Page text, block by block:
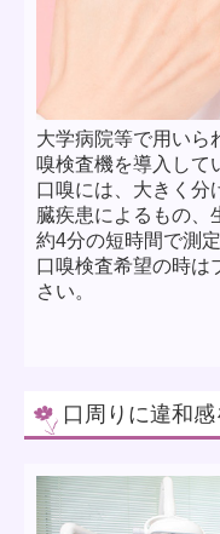
大学病院等で用いら
嗅検査機を導入して
口嗅には、大きく分
臓疾患によるもの、
約4分の短時間で測定
口嗅検査希望の時は
さい。
口周りに違和